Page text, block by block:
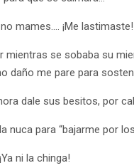
mames…. ¡Me lastimaste!
mientras se sobaba su
daño me pare para
dale sus besitos, por
nuca para “bajarme por
ni la chinga!